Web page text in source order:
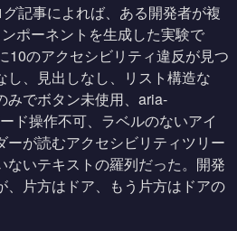
記事によれば、ある開発者が複
ポーネントを生成した実験で
10のアクセシビリティ違反が見つ
し、見出しなし、リスト構造な
みでボタン未使用、aria-
ド操作不可、ラベルのないアイ
ーが読むアクセシビリティツリー
ないテキストの羅列だった。開発
、片方はドア、もう片方はドアの